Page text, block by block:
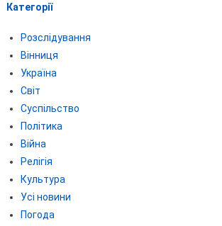
Категорії
Розслідування
Вінниця
Україна
Світ
Суспільство
Політика
Війна
Релігія
Культура
Усі новини
Погода